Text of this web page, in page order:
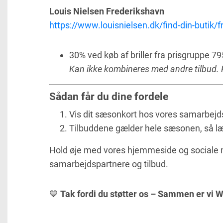
Louis Nielsen Frederikshavn
https://www.louisnielsen.dk/find-din-butik/
30% ved køb af briller fra prisgruppe
Kan ikke kombineres med andre
Sådan får du dine fordele
Vis dit sæsonkort hos vores
Tilbuddene gælder hele sæsonen, så
Hold øje med vores hjemmeside og
samarbejdspartnere og tilbud.
💙 Tak fordi du støtter os – Sammen er vi